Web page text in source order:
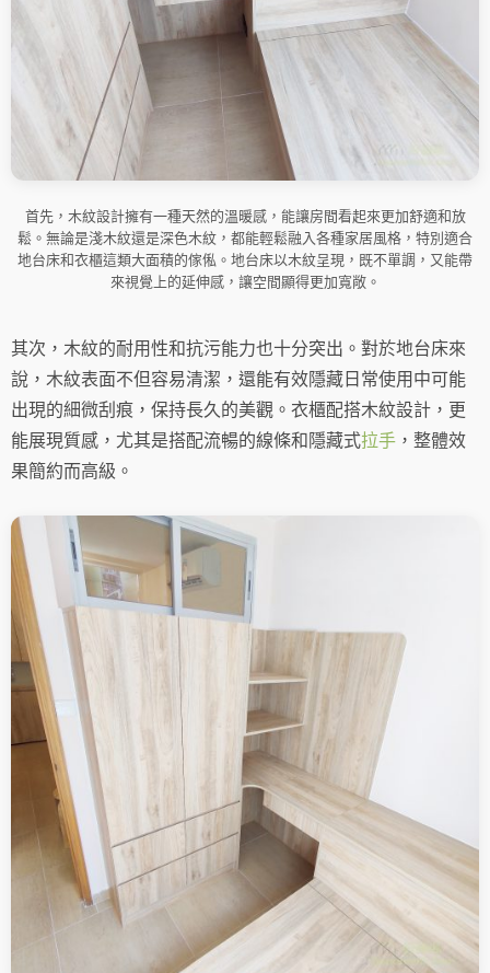
首先，木紋設計擁有一種天然的溫暖感，能讓房間看起來更加舒適和放
鬆。無論是淺木紋還是深色木紋，都能輕鬆融入各種家居風格，特別適合
地台床和衣櫃這類大面積的傢俬。地台床以木紋呈現，既不單調，又能帶
來視覺上的延伸感，讓空間顯得更加寬敞。
其次，木紋的耐用性和抗污能力也十分突出。對於地台床來
說，木紋表面不但容易清潔，還能有效隱藏日常使用中可能
出現的細微刮痕，保持長久的美觀。衣櫃配搭木紋設計，更
能展現質感，尤其是搭配流暢的線條和隱藏式拉手 ，整體效
果簡約而高級。